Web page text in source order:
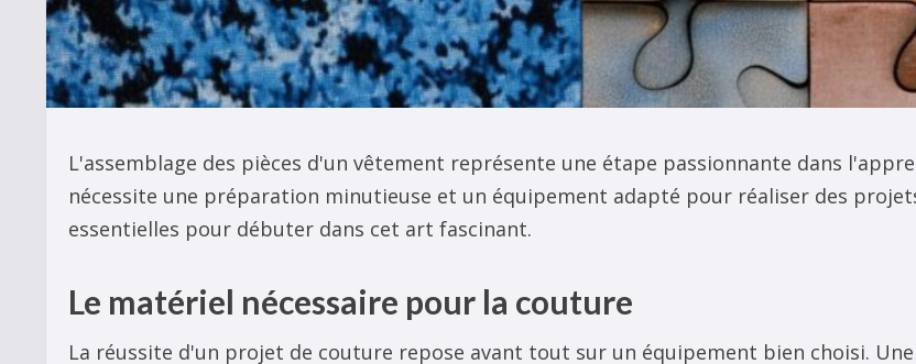
L'assemblage des pièces d'un vêtement représente une étape passionnante dans
nécessite une préparation minutieuse et un équipement adapté pour réaliser des
essentielles pour débuter dans cet art fascinant.
Le matériel nécessaire pour la couture
La réussite d'un projet de couture repose avant tout sur un équipement bien choisi.